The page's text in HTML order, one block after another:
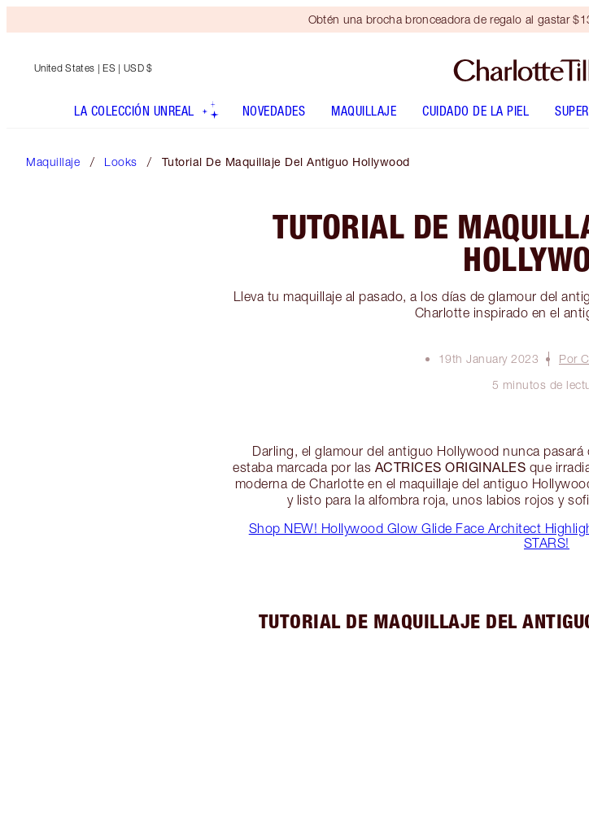
Obtén una brocha bronceadora de regalo al gastar
United States | ES | USD $
LA COLECCIÓN UNREAL NOVEDADES MAQUILLAJE CUIDADO DE LA PIEL
Maquillaje Looks Tutorial De Maquillaje Del Antiguo Hollywood
TUTORIAL DE
Lleva tu maquillaje al pasado, a los días de glamour del
Charlotte inspirado en el
19th January 2023
Por
5 minutos de
Darling, el glamour del antiguo Hollywood nunca
estaba marcada por las ACTRICES ORIGINALES que
moderna de Charlotte en el maquillaje del antiguo
y listo para la alfombra roja, unos labios rojos y
Shop NEW! Hollywood Glow Glide Face Architect
STARS!
TUTORIAL DE MAQUILLAJE DEL